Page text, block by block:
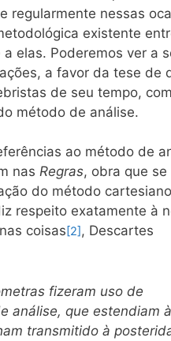
regularmente nessas
existente
elas. Poderemos ver a
a favor da tese de
de seu tempo,
método de análise.
ao método de
nas Regras, obra que
do método
respeito exatamente à
coisas [2], Descartes
fizeram uso de
análise, que estendiam
transmitido à